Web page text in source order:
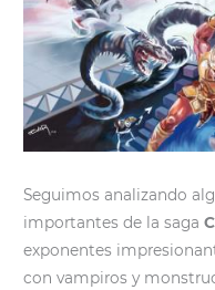
Seguimos analizando
importantes de la saga
exponentes
con vampiros y